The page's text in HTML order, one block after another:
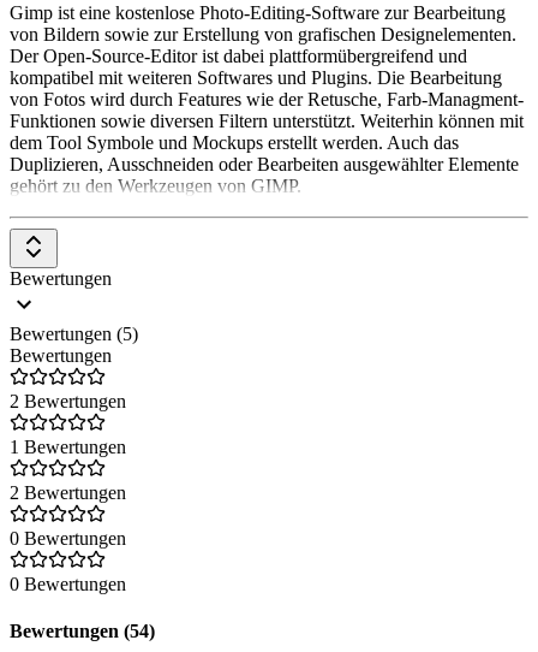
Gimp ist eine kostenlose Photo-Editing-Software zur Bearbeitung
von Bildern sowie zur Erstellung von grafischen Designelementen.
Der Open-Source-Editor ist dabei plattformübergreifend und
kompatibel mit weiteren Softwares und Plugins. Die Bearbeitung
von Fotos wird durch Features wie der Retusche, Farb-Managment-
Funktionen sowie diversen Filtern unterstützt. Weiterhin können mit
dem Tool Symbole und Mockups erstellt werden. Auch das
Duplizieren, Ausschneiden oder Bearbeiten ausgewählter Elemente
gehört zu den Werkzeugen von GIMP.
Bewertungen
Bewertungen (5)
Bewertungen
2 Bewertungen
1 Bewertungen
2 Bewertungen
0 Bewertungen
0 Bewertungen
Bewertungen (54)